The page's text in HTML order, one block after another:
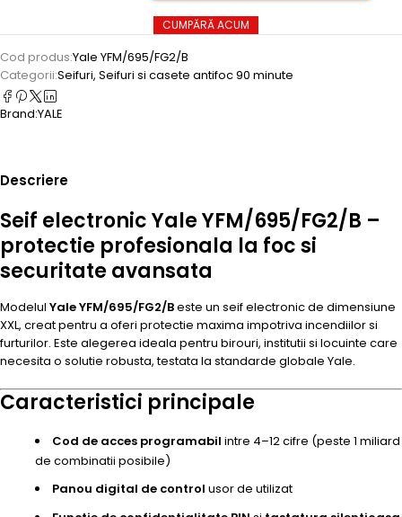
CUMPĂRĂ ACUM
Cod produs:Yale YFM/695/FG2/B
Categorii:Seifuri, Seifuri si casete antifoc 90 minute
Brand:YALE
Descriere
Seif electronic Yale YFM/695/FG2/B –
protectie profesionala la foc si
securitate avansata
Modelul Yale YFM/695/FG2/Beste un seif electronic de dimensiune
XXL, creat pentru a oferi protectie maxima impotriva incendiilor si
furturilor. Este alegerea ideala pentru birouri, institutii si locuinte care
necesita o solutie robusta, testata la standarde globale Yale.
Caracteristici principale
Cod de acces programabil intre 4–12 cifre (peste 1 miliard
de combinatii posibile)
Panou digital de control usor de utilizat